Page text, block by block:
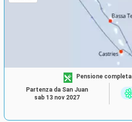
Pensione completa
Partenza da San Juan
sab 13 nov 2027